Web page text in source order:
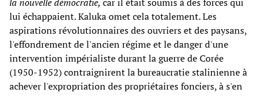
lui échappaient. Kaluka omet cela totalement. Les
aspirations révolutionnaires des ouvriers et des paysans,
l'effondrement de l'ancien régime et le danger d'une
intervention impérialiste durant la guerre de Corée
(1950-1952) contraignirent la bureaucratie stalinienne à
achever l'expropriation des propriétaires fonciers, à s'en